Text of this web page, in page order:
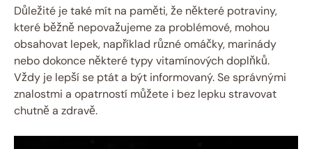
Důležité je také mít na paměti, že některé potraviny,
které běžně nepovažujeme za problémové, mohou
obsahovat lepek, například různé omáčky, marinády
nebo dokonce některé typy vitamínových doplňků.
Vždy je lepší se ptát a být informovaný. Se správnými
znalostmi a opatrností můžete i bez lepku stravovat
chutně a zdravě.